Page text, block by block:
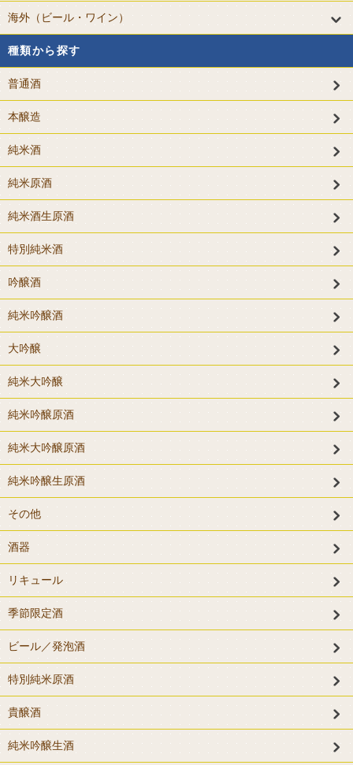
海外（ビール・ワイン）
種類から探す
普通酒
本醸造
純米酒
純米原酒
純米酒生原酒
特別純米酒
吟醸酒
純米吟醸酒
大吟醸
純米大吟醸
純米吟醸原酒
純米大吟醸原酒
純米吟醸生原酒
その他
酒器
リキュール
季節限定酒
ビール／発泡酒
特別純米原酒
貴醸酒
純米吟醸生酒